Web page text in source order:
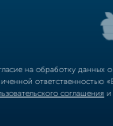
на обработку
соглашения и